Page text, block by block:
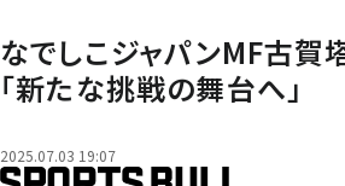
なでしこジャパンMF古賀
「新たな挑戦の舞台へ」
2025.07.03 19:07